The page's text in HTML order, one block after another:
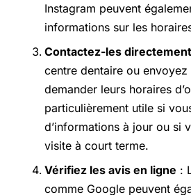
Instagram peuvent
informations sur les
Contactez-les directement
centre dentaire ou
demander leurs horaires
particulièrement utile si
d’informations à jour ou si
visite à court terme.
Vérifiez les avis en ligne :
comme Google peuvent